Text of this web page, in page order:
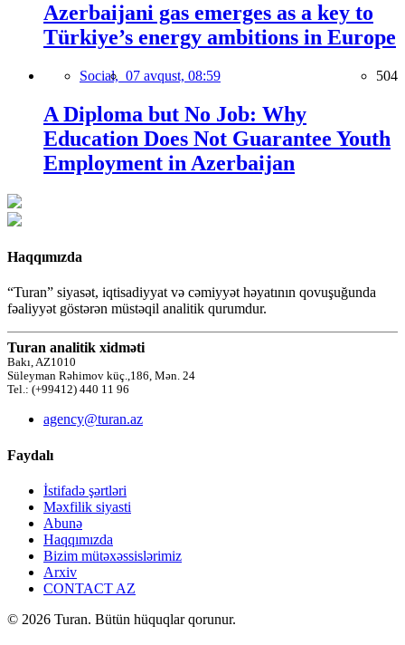
Azerbaijani gas emerges as a key to
Türkiye’s energy ambitions in Europe
Social, 07 avqust, 08:59 504
A Diploma but No Job: Why
Education Does Not Guarantee Youth
Employment in Azerbaijan
Haqqımızda
“Turan” siyasət, iqtisadiyyat və cəmiyyət həyatının qovuşuğunda
fəaliyyət göstərən müstəqil analitik qurumdur.
Turan analitik xidməti
Bakı, AZ1010
Süleyman Rəhimov küç.,186, Mən. 24
Tel.: (+99412) 440 11 96
agency@turan.az
Faydalı
İstifadə şərtləri
Məxfilik siyasti
Abunə
Haqqımızda
Bizim mütəxəssislərimiz
Arxiv
CONTACT AZ
© 2026 Turan. Bütün hüquqlar qorunur.